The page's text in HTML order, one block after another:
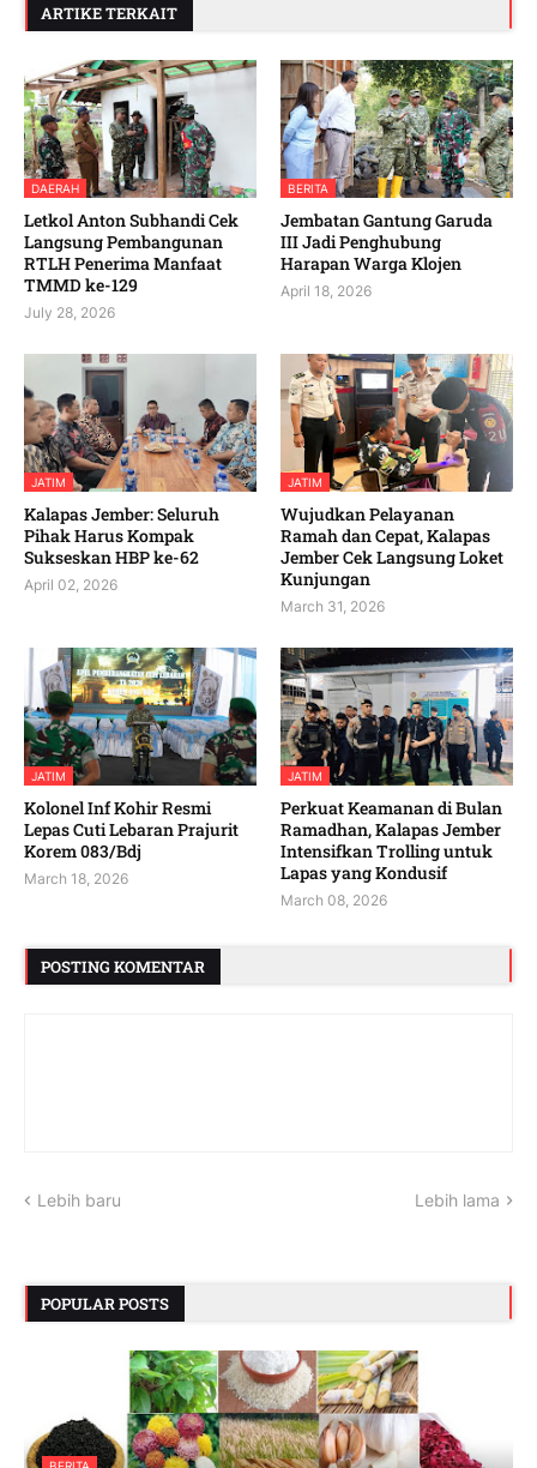
ARTIKE TERKAIT
DAERAH
Letkol Anton Subhandi Cek
Langsung Pembangunan
RTLH Penerima Manfaat
TMMD ke-129
July 28, 2026
BERITA
Jembatan Gantung Garuda
III Jadi Penghubung
Harapan Warga Klojen
April 18, 2026
JATIM
Kalapas Jember: Seluruh
Pihak Harus Kompak
Sukseskan HBP ke-62
April 02, 2026
JATIM
Wujudkan Pelayanan
Ramah dan Cepat, Kalapas
Jember Cek Langsung Loket
Kunjungan
March 31, 2026
JATIM
Kolonel Inf Kohir Resmi
Lepas Cuti Lebaran Prajurit
Korem 083/Bdj
March 18, 2026
JATIM
Perkuat Keamanan di Bulan
Ramadhan, Kalapas Jember
Intensifkan Trolling untuk
Lapas yang Kondusif
March 08, 2026
POSTING KOMENTAR
Lebih baru Lebih lama
POPULAR POSTS